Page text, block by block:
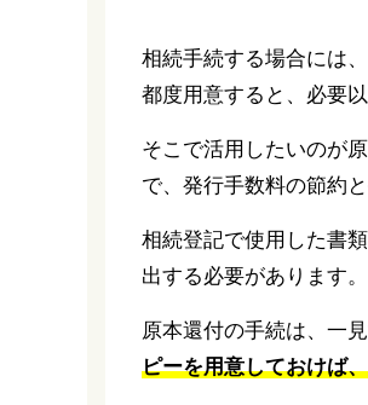
相続手続する場合には
都度用意すると、必要
そこで活用したいのが
で、発行手数料の節約
相続登記で使用した書
出する必要があります。
原本還付の手続は、一
ピーを用意しておけば